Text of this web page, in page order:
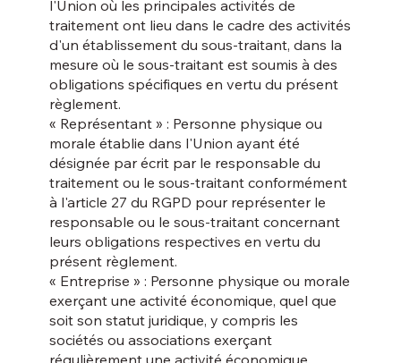
l'Union où les principales activités de
traitement ont lieu dans le cadre des activités
d'un établissement du sous-traitant, dans la
mesure où le sous-traitant est soumis à des
obligations spécifiques en vertu du présent
règlement.
« Représentant » : Personne physique ou
morale établie dans l'Union ayant été
désignée par écrit par le responsable du
traitement ou le sous-traitant conformément
à l'article 27 du RGPD pour représenter le
responsable ou le sous-traitant concernant
leurs obligations respectives en vertu du
présent règlement.
« Entreprise » : Personne physique ou morale
exerçant une activité économique, quel que
soit son statut juridique, y compris les
sociétés ou associations exerçant
régulièrement une activité économique.